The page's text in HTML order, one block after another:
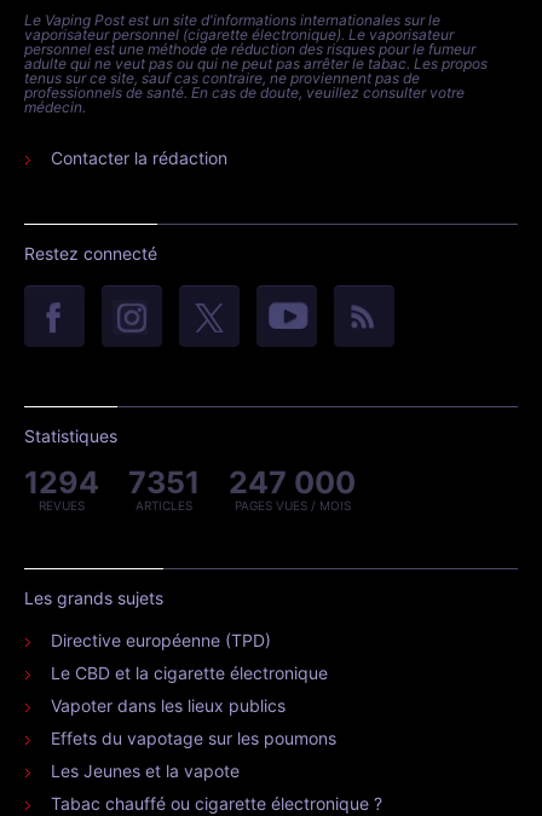
Le Vaping Post est un site d'informations internationales sur le
vaporisateur personnel (cigarette électronique). Le vaporisateur
personnel est une méthode de réduction des risques pour le fumeur
adulte qui ne veut pas ou qui ne peut pas arrêter le tabac. Les propos
tenus sur ce site, sauf cas contraire, ne proviennent pas de
professionnels de santé. En cas de doute, veuillez consulter votre
médecin.
Contacter la rédaction
Restez connecté
Statistiques
1294
REVUES
7351
ARTICLES
247 000
PAGES VUES / MOIS
Les grands sujets
Directive européenne (TPD)
Le CBD et la cigarette électronique
Vapoter dans les lieux publics
Effets du vapotage sur les poumons
Les Jeunes et la vapote
Tabac chauffé ou cigarette électronique ?